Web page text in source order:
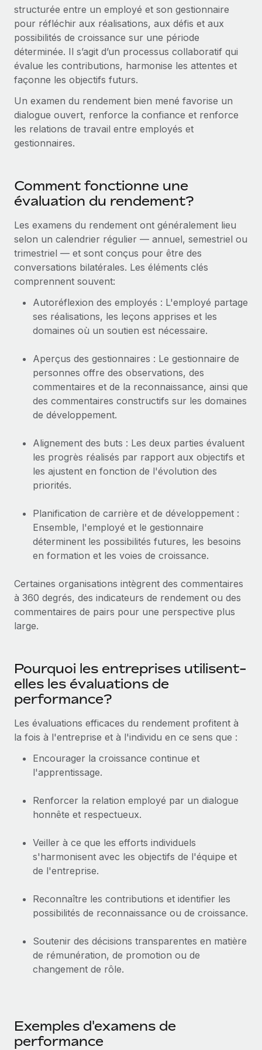
Gestion des freelances
Intégrez et gérez vos freelances partout dans le monde
PEO
Sous-traitez les opérations complexes liées à l’emploi
Intégration Remote
Intégrez vos RH aux flux de travail en toute simplicité
Connecter
Nouveau
Connectez n'importe quel outil d’IA à Remote grâce à
Intégrations
Rationalisez vos processus avec des outils essentiels
Demandez aux experts
Recevez des conseils d’experts sur les RH à
Contrôles d’antécédents
Simplifiez vos processus de présélection des
candidats
Gardez un temps d’avance sur les risques en
matière de conformité
Gestion des appareils
Achetez et suivez vos équipements informatiques
Création d’entité
Établissez des entités rapidement et en toute
conformité
Mobilité et déménagement international
Organisez facilement le déménagement de vos
employés
Comparer Remote
Examinez notre service par rapport aux autres
CROISSANCE
Start-ups
Entreprises intermédiaires
Développez vos équipes avec des solutions RH sur
Entreprise
Les RH à l’international pour les grandes entreprises
TRAVAILLONS ENSEMBLE
Partenaires stratégiques de la tech
Intégrez les RH à l’international de manière flexible
Explorez avec nous vos opportunités de partenariat
Remote Build Bientôt disponible
l’IA
ÉTUDES DE CAS
pays
Calculateur de paiement des freelances
Découvrez les devises disponibles et les vitesses de
paiement pour vos freelances internationaux
APPRENDRE AVEC REMOTE
Recherche et guides
Études de cas
Checklists et modèles
Webinaires
Événements
Données sur les salaires et les talents
Obtenir de l’aide
Voir toutes les ressources
Paie multipays
EOR et PEO
Gestion des freelances
Taxes
Explorer le blog
BLOG
Mises à jour des produits de Remote :
Intégrations Gusto et Xero et Gestion des
freelances Plus
toute taille à embaucher, gérer et payer...
En savoir plus
Comment Phiture gère ses 55 employés
répartis dans 19 pays grâce à Remote
Phiture, un leader notable du conseil en matière de
croissance mobile internationale, encourage les...
En savoir plus
Nederlands
Français
Deutsch
Español
Italiano
日本語
한국어
中文（简体）
Connexion
structurée entre un employé et son gestionnaire
pour réfléchir aux réalisations, aux défis et aux
possibilités de croissance sur une période
déterminée. Il s’agit d’un processus collaboratif qui
évalue les contributions, harmonise les attentes et
façonne les objectifs futurs.
Un examen du rendement bien mené favorise un
dialogue ouvert, renforce la confiance et renforce
les relations de travail entre employés et
gestionnaires.
Comment fonctionne une
évaluation du rendement?
Les examens du rendement ont généralement lieu
selon un calendrier régulier — annuel, semestriel ou
trimestriel — et sont conçus pour être des
conversations bilatérales. Les éléments clés
comprennent souvent:
Autoréflexion des employés : L'employé partage
ses réalisations, les leçons apprises et les
domaines où un soutien est nécessaire.
Aperçus des gestionnaires : Le gestionnaire de
personnes offre des observations, des
commentaires et de la reconnaissance, ainsi que
des commentaires constructifs sur les domaines
de développement.
Alignement des buts : Les deux parties évaluent
les progrès réalisés par rapport aux objectifs et
les ajustent en fonction de l'évolution des
priorités.
Planification de carrière et de développement :
Ensemble, l'employé et le gestionnaire
déterminent les possibilités futures, les besoins
en formation et les voies de croissance.
Certaines organisations intègrent des commentaires
à 360 degrés, des indicateurs de rendement ou des
commentaires de pairs pour une perspective plus
large.
Pourquoi les entreprises utilisent-
elles les évaluations de
performance?
Les évaluations efficaces du rendement profitent à
la fois à l'entreprise et à l'individu en ce sens que :
Encourager la croissance continue et
l'apprentissage.
Renforcer la relation employé par un dialogue
honnête et respectueux.
Veiller à ce que les efforts individuels
s'harmonisent avec les objectifs de l'équipe et
de l'entreprise.
Reconnaître les contributions et identifier les
possibilités de reconnaissance ou de croissance.
Soutenir des décisions transparentes en matière
de rémunération, de promotion ou de
changement de rôle.
Exemples d'examens de
performance